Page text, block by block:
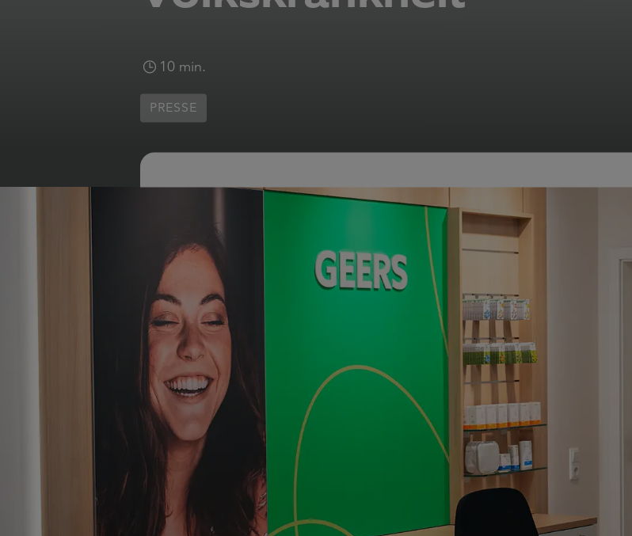
10 min.
PRESSE
9,11 Millionen Deutsche leben mit
gesundheitlichen Folgen für Betroffene und messbaren
Mit einem ganzheitlichen Versorgungsansatz stellt
Kundinnen und Kunden schnelle, individuell
Technologien
Anlässlich des Welttags des Hörens bietet GEERS in
Fachgeschäften in Deutschland kostenlose Hörtests an
Dortmund, 03.03.2026 – Anlässlich des Welttags des Hörens rückt
Bedeutung von Hörgesundheit für ein aktives, selbstbestimmtes Leben